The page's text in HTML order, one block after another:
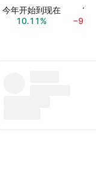
今年开始到现在
10.11%
1年